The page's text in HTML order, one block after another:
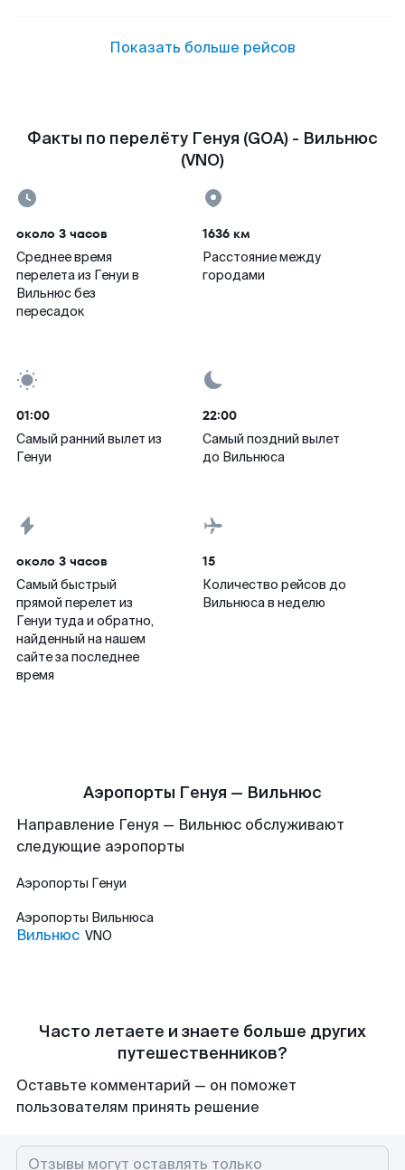
Показать больше рейсов
Факты по перелёту Генуя (GOA) - Вильнюс
(VNO)
около 3 часов
Среднее время
перелета из Генуи в
Вильнюс без
пересадок
1636 км
Расстояние между
городами
01:00
Самый ранний вылет из
Генуи
22:00
Самый поздний вылет
до Вильнюса
около 3 часов
Самый быстрый
прямой перелет из
Генуи туда и обратно,
найденный на нашем
сайте за последнее
время
15
Количество рейсов до
Вильнюса в неделю
Аэропорты Генуя — Вильнюс
Направление Генуя — Вильнюс обслуживают
следующие аэропорты
Аэропорты Генуи
Аэропорты Вильнюса
Вильнюс VNO
Часто летаете и знаете больше других
путешественников?
Оставьте комментарий — он поможет
пользователям принять решение